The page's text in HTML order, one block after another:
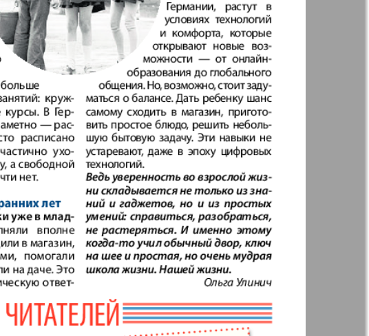
Акцент Англия
Артек Аугсбург-сити
Бизнес парк Будь здоров
Вестник-info Вечерняя газета
Vizainfo.cz Wadim